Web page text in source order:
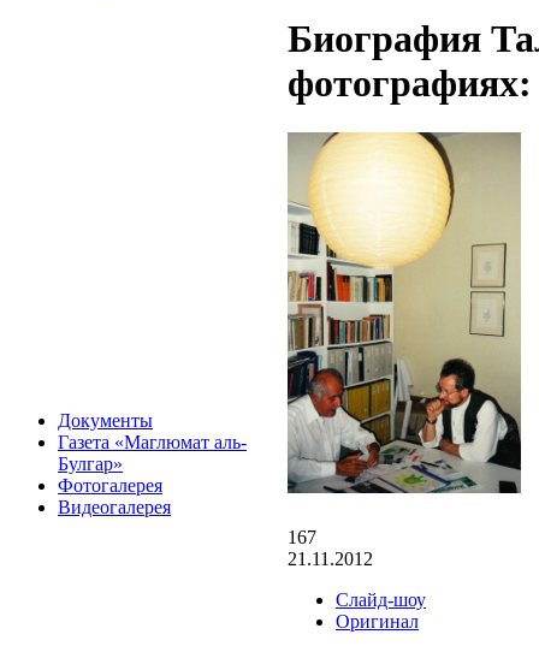
Документы
Газета «Маглюмат аль-
Булгар»
Фотогалерея
Видеогалерея
Биография
фотографиях:
167
21.11.2012
Слайд-шоу
Оригинал